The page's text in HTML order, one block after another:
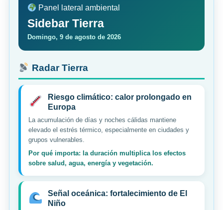
Panel lateral ambiental
Sidebar Tierra
Domingo, 9 de agosto de 2026
Radar Tierra
Riesgo climático: calor prolongado en
Europa
La acumulación de días y noches cálidas mantiene
elevado el estrés térmico, especialmente en ciudades y
grupos vulnerables.
Por qué importa: la duración multiplica los efectos
sobre salud, agua, energía y vegetación.
Señal oceánica: fortalecimiento de El
Niño